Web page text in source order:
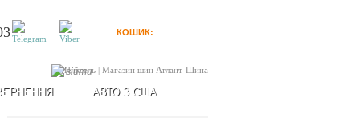
КОШИК:
Увійти
АВТО З США